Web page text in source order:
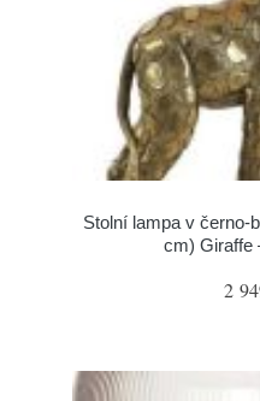
Stolní lampa v černo-
cm) Giraffe
2